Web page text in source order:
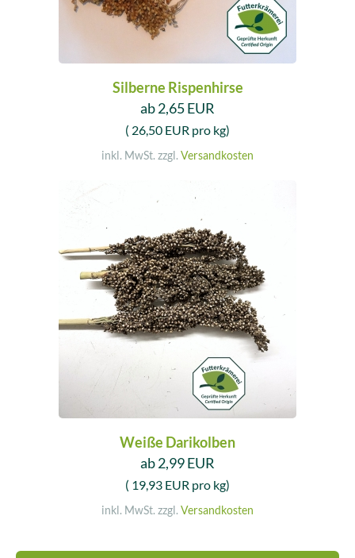
Silberne Rispenhirse
ab 2,65 EUR
( 26,50 EUR pro kg)
inkl. MwSt. zzgl. Versandkosten
Weiße Darikolben
ab 2,99 EUR
( 19,93 EUR pro kg)
inkl. MwSt. zzgl. Versandkosten